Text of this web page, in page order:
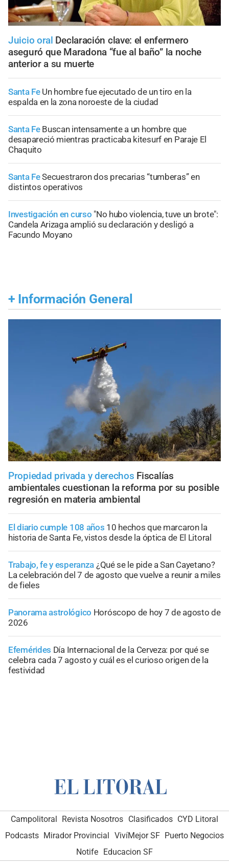
Juicio oral Declaración clave: el enfermero
aseguró que Maradona “fue al baño” la noche
anterior a su muerte
Santa Fe Un hombre fue ejecutado de un tiro en la
espalda en la zona noroeste de la ciudad
Santa Fe Buscan intensamente a un hombre que
desapareció mientras practicaba kitesurf en Paraje El
Chaquito
Santa FeSecuestraron dos precarias “tumberas” en
distintos operativos
Investigación en curso "No hubo violencia, tuve un brote":
Candela Arizaga amplió su declaración y desligó a
Facundo Moyano
+ Información General
Propiedad privada y derechos Fiscalías
ambientales cuestionan la reforma por su posible
regresión en materia ambiental
El diario cumple 108 años 10 hechos que marcaron la
historia de Santa Fe, vistos desde la óptica de El Litoral
Trabajo, fe y esperanza ¿Qué se le pide a San Cayetano?
La celebración del 7 de agosto que vuelve a reunir a miles
de fieles
Panorama astrológico Horóscopo de hoy 7 de agosto de
2026
Efemérides Día Internacional de la Cerveza: por qué se
celebra cada 7 agosto y cuál es el curioso origen de la
festividad
Campolitoral Revista Nosotros Clasificados CYD Litoral
Podcasts Mirador Provincial VivíMejor SF Puerto Negocios
Notife Educacion SF